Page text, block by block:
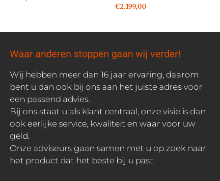
€2.199,00
Waar anderen stoppen gaan wij verder!
Wij hebben meer dan 16 jaar ervaring, daarom
bent u dan ook bij ons aan het juiste adres voor
een passend advies.
Bij ons staat u als klant centraal, onze visie is dan
ook eerlijke service, kwaliteit en waar voor uw
geld.
Onze adviseurs gaan samen met u op zoek naar
het product dat het beste bij u past.